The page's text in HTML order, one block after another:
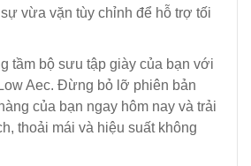
vừa vặn tùy chỉnh để hỗ trợ tối
tầm bộ sưu tập giày của bạn với
Aec. Đừng bỏ lỡ phiên bản
của bạn ngay hôm nay và trải
thoải mái và hiệu suất không